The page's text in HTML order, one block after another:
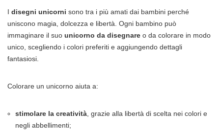
I disegni unicorni sono tra i più amati dai bambini perché
uniscono magia, dolcezza e libertà. Ogni bambino può
immaginare il suo unicorno da disegnare o da colorare in modo
unico, scegliendo i colori preferiti e aggiungendo dettagli
fantasiosi.
Colorare un unicorno aiuta a:
stimolare la creatività , grazie alla libertà di scelta nei colori e
negli abbellimenti;